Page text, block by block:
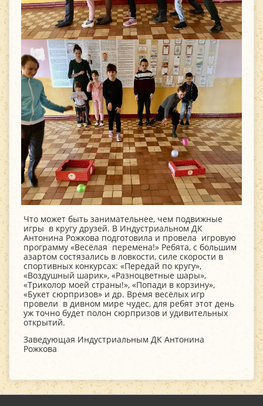
Что может быть занимательнее, чем подвижные
игры в кругу друзей. В Индустриальном ДК
Антонина Рожкова подготовила и провела игровую
программу «Весёлая перемена!» Ребята, с большим
азартом состязались в ловкости, силе скорости в
спортивных конкурсах: «Передай по кругу»,
«Воздушный шарик», «Разноцветные шары»,
«Триколор моей страны!», «Попади в корзину»,
«Букет сюрпризов» и др. Время весёлых игр
провели в дивном мире чудес, для ребят этот день
уж точно будет полон сюрпризов и удивительных
открытий.
Заведующая Индустриальным ДК Антонина
Рожкова